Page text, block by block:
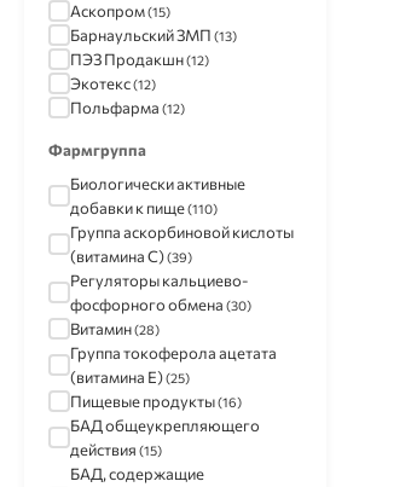
Аскопром(15)
Барнаульский ЗМП (13)
ПЭЗ Продакшн(12)
Экотекс(12)
Польфарма (12)
Алтайвитамины
МалКут НП(10)
Марбиофарм(10)
РеалКапс(8)
Обновление(7)
Глобал Хэлфкеар(7)
Байер(7)
Фармгруппа
Биологически активные
добавки к пище(110)
Группа аскорбиновой кислоты
(витамина С)(39)
Регуляторы кальциево-
фосфорного обмена (30)
Витамин(28)
Группа токоферола ацетата
(витамина Е)(25)
Пищевые продукты(16)
БАД общеукрепляющего
действия (15)
БАД, содержащие